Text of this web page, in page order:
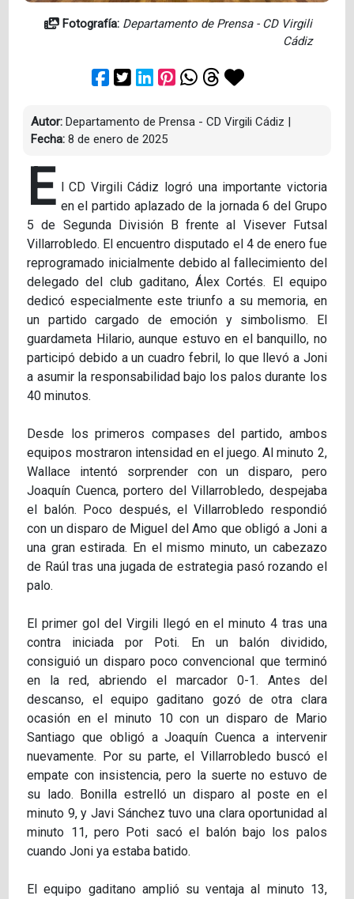
Fotografía: Departamento de Prensa - CD Virgili
Cádiz
Autor: Departamento de Prensa - CD Virgili Cádiz |
Fecha: 8 de enero de 2025
E l CD Virgili Cádiz logró una importante victoria
en el partido aplazado de la jornada 6 del Grupo
5 de Segunda División B frente al Visever Futsal
Villarrobledo. El encuentro disputado el 4 de enero fue
reprogramado inicialmente debido al fallecimiento del
delegado del club gaditano, Álex Cortés. El equipo
dedicó especialmente este triunfo a su memoria, en
un partido cargado de emoción y simbolismo. El
guardameta Hilario, aunque estuvo en el banquillo, no
participó debido a un cuadro febril, lo que llevó a Joni
a asumir la responsabilidad bajo los palos durante los
40 minutos.
Desde los primeros compases del partido, ambos
equipos mostraron intensidad en el juego. Al minuto 2,
Wallace intentó sorprender con un disparo, pero
Joaquín Cuenca, portero del Villarrobledo, despejaba
el balón. Poco después, el Villarrobledo respondió
con un disparo de Miguel del Amo que obligó a Joni a
una gran estirada. En el mismo minuto, un cabezazo
de Raúl tras una jugada de estrategia pasó rozando el
palo.
El primer gol del Virgili llegó en el minuto 4 tras una
contra iniciada por Poti. En un balón dividido,
consiguió un disparo poco convencional que terminó
en la red, abriendo el marcador 0-1. Antes del
descanso, el equipo gaditano gozó de otra clara
ocasión en el minuto 10 con un disparo de Mario
Santiago que obligó a Joaquín Cuenca a intervenir
nuevamente. Por su parte, el Villarrobledo buscó el
empate con insistencia, pero la suerte no estuvo de
su lado. Bonilla estrelló un disparo al poste en el
minuto 9, y Javi Sánchez tuvo una clara oportunidad al
minuto 11, pero Poti sacó el balón bajo los palos
cuando Joni ya estaba batido.
El equipo gaditano amplió su ventaja al minuto 13,